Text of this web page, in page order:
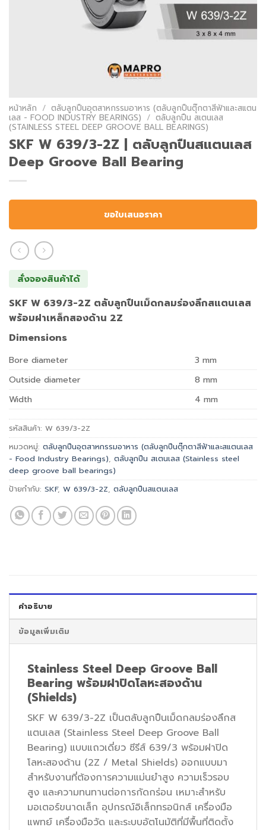
หน้าหลัก / ตลับลูกปืนอุตสาหกรรมอาหาร (ตลับลูกปืนตุ๊กตาสีฟ้าและสแตน
เลส - FOOD INDUSTRY BEARINGS) / ตลับลูกปืน สเตนเลส
(STAINLESS STEEL DEEP GROOVE BALL BEARINGS)
SKF W 639/3-2Z | ตลับลูกปืนสแตนเลส
Deep Groove Ball Bearing
ขอใบเสนอราคา
สั่งจองสินค้าได้
SKF W 639/3-2Z ตลับลูกปืนเม็ดกลมร่องลึกสแตนเลส
พร้อมฝาเหล็กสองด้าน 2Z
Dimensions
Bore diameter 3 mm
Outside diameter
8 mm
Width
4 mm
รหัสสินค้า: W 639/3-2Z
หมวดหมู่: ตลับลูกปืนอุตสาหกรรมอาหาร (ตลับลูกปืนตุ๊กตาสีฟ้าและสแตนเลส
- Food Industry Bearings), ตลับลูกปืน สเตนเลส (Stainless steel
deep groove ball bearings)
ป้ายกำกับ: SKF, W 639/3-2Z, ตลับลูกปืนสแตนเลส
คำอธิบาย
ข้อมูลเพิ่มเติม
Stainless Steel Deep Groove Ball
Bearing พร้อมฝาปิดโลหะสองด้าน
(Shields)
SKF W 639/3-2Z เป็นตลับลูกปืนเม็ดกลมร่องลึกส
แตนเลส (Stainless Steel Deep Groove Ball
Bearing) แบบแถวเดี่ยว ซีรีส์ 639/3 พร้อมฝาปิด
โลหะสองด้าน (2Z / Metal Shields) ออกแบบมา
สำหรับงานที่ต้องการความแม่นยำสูง ความเร็วรอบ
สูง และความทนทานต่อการกัดกร่อน เหมาะสำหรับ
มอเตอร์ขนาดเล็ก อุปกรณ์อิเล็กทรอนิกส์ เครื่องมือ
แพทย์ เครื่องมือวัด และระบบอัตโนมัติที่มีพื้นที่ติดตั้ง